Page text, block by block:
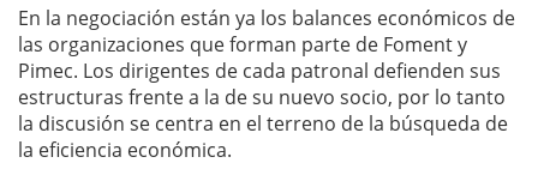
En la negociación están ya los balances económicos de
las organizaciones que forman parte de Foment y
Pimec. Los dirigentes de cada patronal defienden sus
estructuras frente a la de su nuevo socio, por lo tanto
la discusión se centra en el terreno de la búsqueda de
la eficiencia económica.